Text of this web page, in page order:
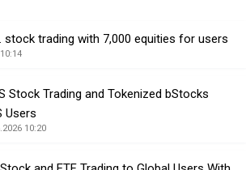
stock trading with 7,000 equities for users
Stock Trading and Tokenized bStocks
Users
10:20